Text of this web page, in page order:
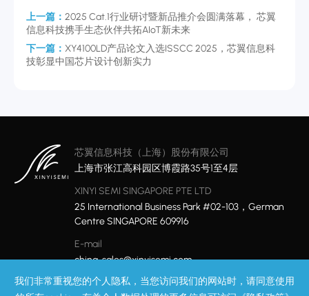
我们非常重视您的个人隐私，当您访问我们的网站时，请同意使用
上一篇： 2025 Cat.1行业研讨暨新品推介会圆满落幕， 芯翼
信息科技携手生态伙伴共拓AIoT新未来
下一篇： XY4100LD产品论文入选ISSCC 2025，芯翼信息科
技彰显中国芯片设计创新实力
芯翼信息科技（上海）股份有限公司
上海市张江高科园区博霞路35号1至4层
XINYI SEMI SINGAPORE PTE LTD
25 International Business Park #02-103，German
Centre SINGAPORE 609916
E-mail
china-sales@xinyisemi.com